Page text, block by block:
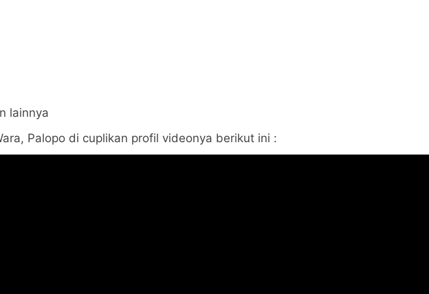
lainnya
Palopo di cuplikan profil videonya berikut ini :